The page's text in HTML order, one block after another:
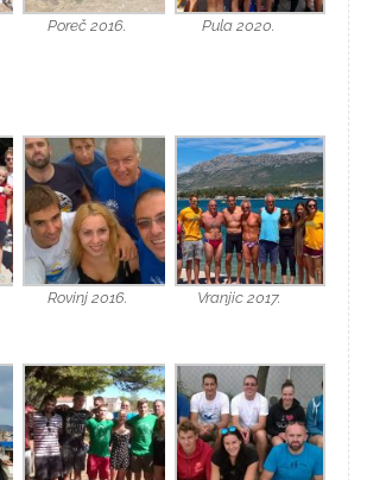
Poreč 2016. Pula 2020.
Rovinj 2016. Vranjic 2017.